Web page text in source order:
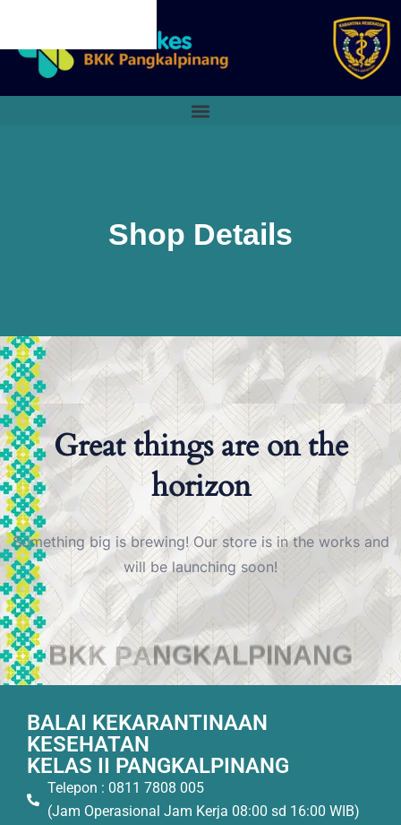
BKK PANGKALPINANG
Shop Details
Great things are on the
horizon
Something big is brewing! Our store is in the works and
will be launching soon!
BALAI KEKARANTINAAN
KESEHATAN
KELAS II PANGKALPINANG
Telepon : 0811 7808 005
(Jam Operasional Jam Kerja 08:00 sd 16:00 WIB)